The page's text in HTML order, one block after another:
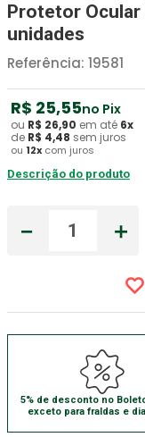
Protetor
unidades
Referência: 19581
R$ 25,55no Pix
ou R$ 26,90 em até 6x
de R$ 4,48 sem juros
ou 12x com juros
Descrição do produto
＋
－
5% de desconto no
exceto para fraldas e
2º Fralda
3º Luva Latex
4º Littmann
5 º Absorvente
6º Estetoscopio
7º Aparelho